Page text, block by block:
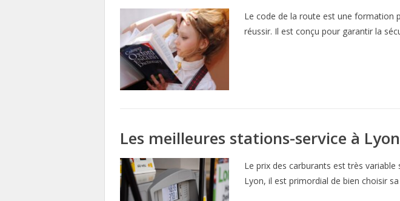
Le code de la route est une formation
réussir. Il est conçu pour garantir la
Les meilleures stations-service à
Le prix des carburants est très variable
Lyon, il est primordial de bien choisir